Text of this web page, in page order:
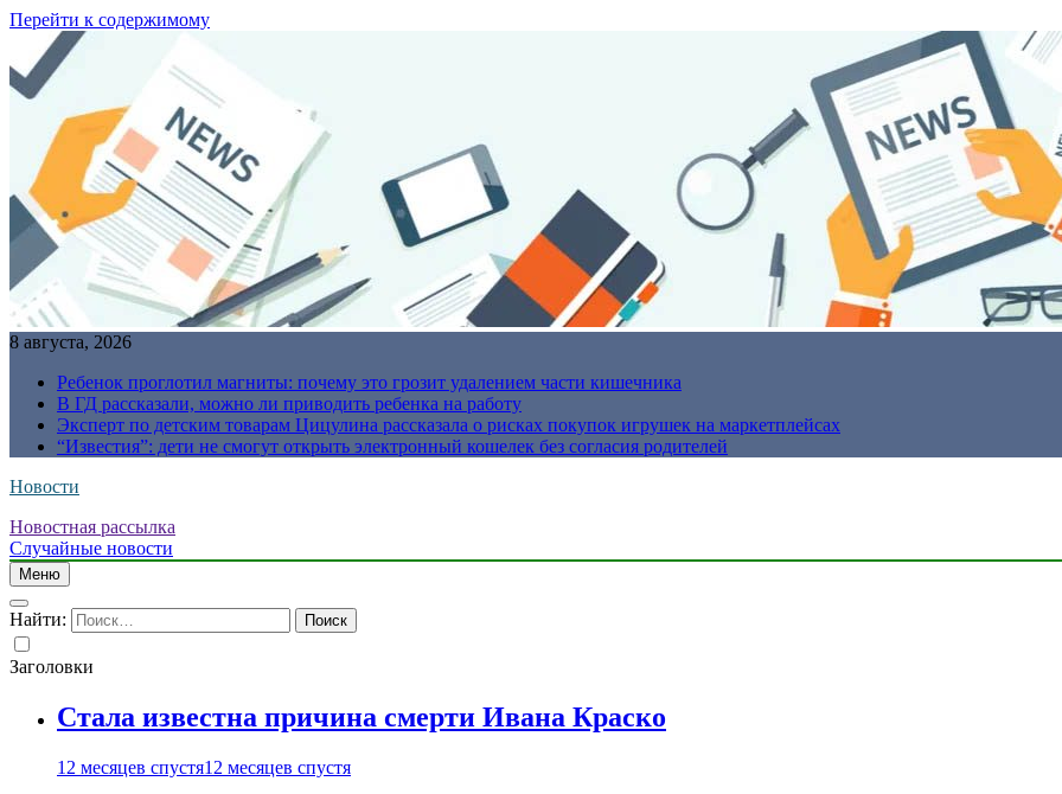
Перейти к содержимому
8 августа, 2026
Ребенок проглотил магниты: почему это грозит удалением части кишечника
В ГД рассказали, можно ли приводить ребенка на работу
Эксперт по детским товарам Цицулина рассказала о рисках покупок игрушек на маркетплейсах
“Известия”: дети не смогут открыть электронный кошелек без согласия родителей
Новости
Новостная рассылка
Случайные новости
Меню
Найти:
Заголовки
Стала известна причина смерти Ивана Краско
12 месяцев спустя12 месяцев спустя